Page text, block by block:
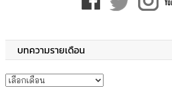
บทความรายเดือน
บทความรายเดือน